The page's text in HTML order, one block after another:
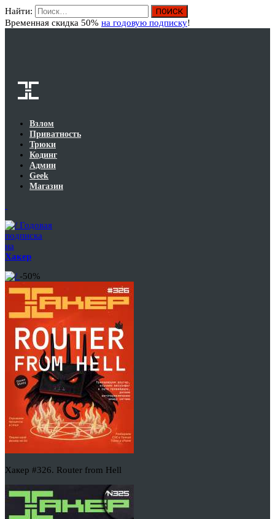
Найти:
Временная скидка 50% на годовую подписку!
Взлом
Приватность
Трюки
Кодинг
Админ
Geek
Магазин
Годовая
подписка
на
Хакер
-50%
Хакер #326. Router from Hell